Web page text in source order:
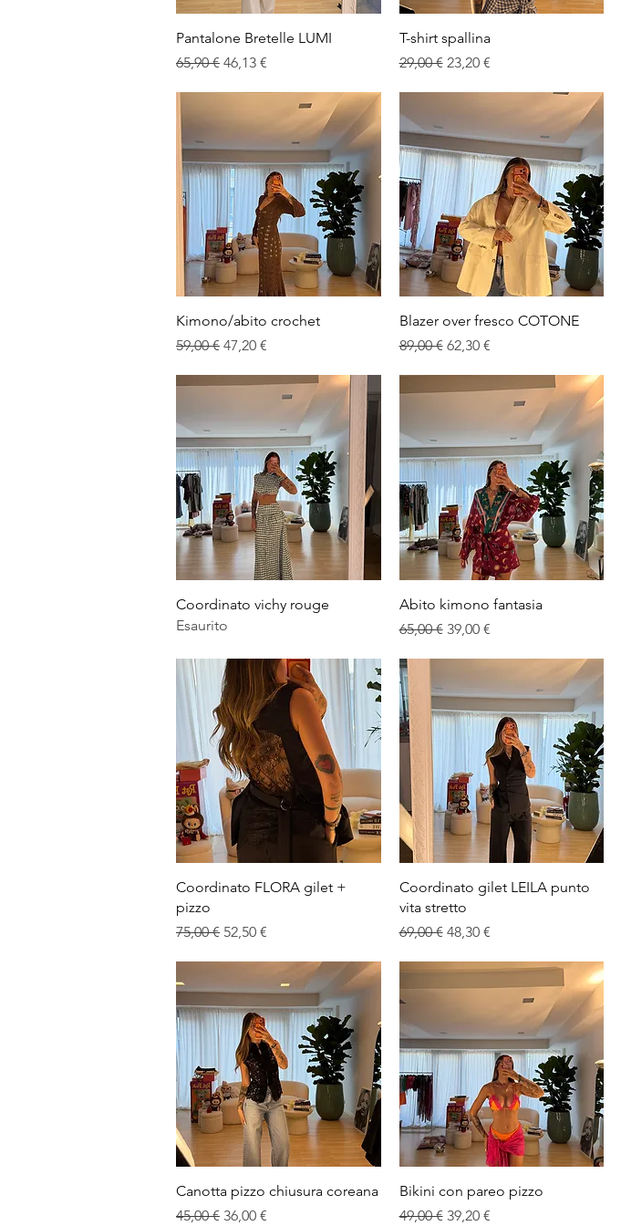
Vista rapida
Pantalone Bretelle LUMI
Prezzo regolare
65,90 € Prezzo scontato
46,13 €
Vista rapida
T-shirt spallina
Prezzo regolare
29,00 € Prezzo scontato
23,20 €
Vista rapida
Kimono/abito crochet
Prezzo regolare
59,00 € Prezzo scontato
47,20 €
Vista rapida
Blazer over fresco COTONE
Prezzo regolare
89,00 € Prezzo scontato
62,30 €
Vista rapida
Coordinato vichy rouge
Esaurito
Vista rapida
Abito kimono fantasia
Prezzo regolare
65,00 € Prezzo scontato
39,00 €
Vista rapida
Coordinato FLORA gilet +
pizzo
Prezzo regolare
75,00 € Prezzo scontato
52,50 €
Vista rapida
Coordinato gilet LEILA punto
vita stretto
Prezzo regolare
69,00 € Prezzo scontato
48,30 €
Vista rapida
Canotta pizzo chiusura coreana
Prezzo regolare
45,00 € Prezzo scontato
36,00 €
Vista rapida
Bikini con pareo pizzo
Prezzo regolare
49,00 € Prezzo scontato
39,20 €